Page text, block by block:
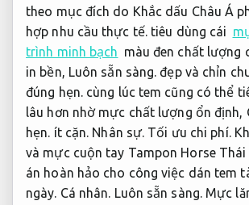
theo mục đích do Khắc dấu Châu Á
hợp nhu cầu thực tế. tiêu dùng cái
trình minh bạch màu đen chất lượng
in bền, Luôn sẵn sàng. đẹp và chỉn
đúng hẹn.cùng lúc tem cũng có thể
lâu hơn nhờ mực chất lượng ổn định,
hẹn. ít cặn. Nhân sự. Tối ưu chi phí.
và mực cuộn tay Tampon Horse Thái
án hoàn hảo cho công việc dán tem
ngày. Cá nhân. Luôn sẵn sàng.Mực